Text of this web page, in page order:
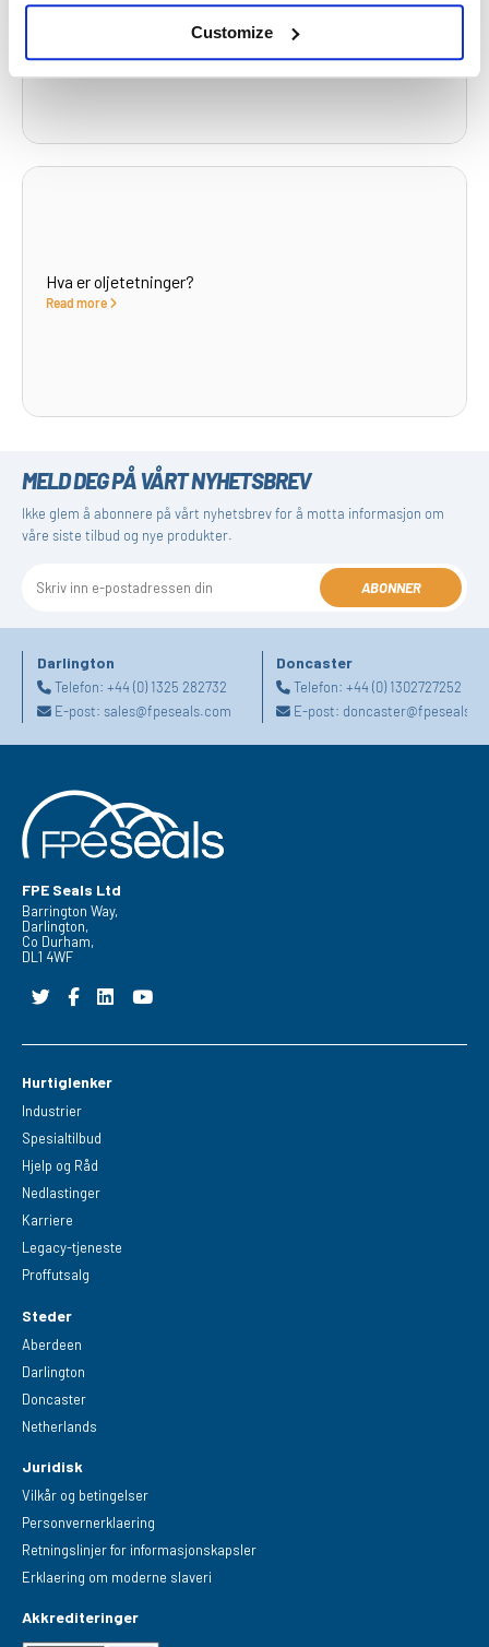
Customize
Hydraulikkens historie: Fra fortid til nå
Hva er oljetetninger?
Read more
MELD DEG PÅ VÅRT NYHETSBREV
Ikke glem å abonnere på vårt nyhetsbrev for å motta informasjon om
våre siste tilbud og nye produkter.
ABONNER
Darlington
Telefon: +44 (0) 1325 282732
E-post: sales@fpeseals.com
Doncaster
Telefon:+44 (0) 1302727252
E-post:
FPE Seals Ltd
Barrington Way,
Darlington,
Co Durham,
DL1 4WF
Hurtiglenker
Industrier
Spesialtilbud
Hjelp og Råd
Nedlastinger
Karriere
Legacy-tjeneste
Proffutsalg
Steder
Aberdeen
Darlington
Doncaster
Netherlands
Juridisk
Vilkår og betingelser
Personvernerklaering
Retningslinjer for informasjonskapsler
Erklaering om moderne slaveri
Akkrediteringer